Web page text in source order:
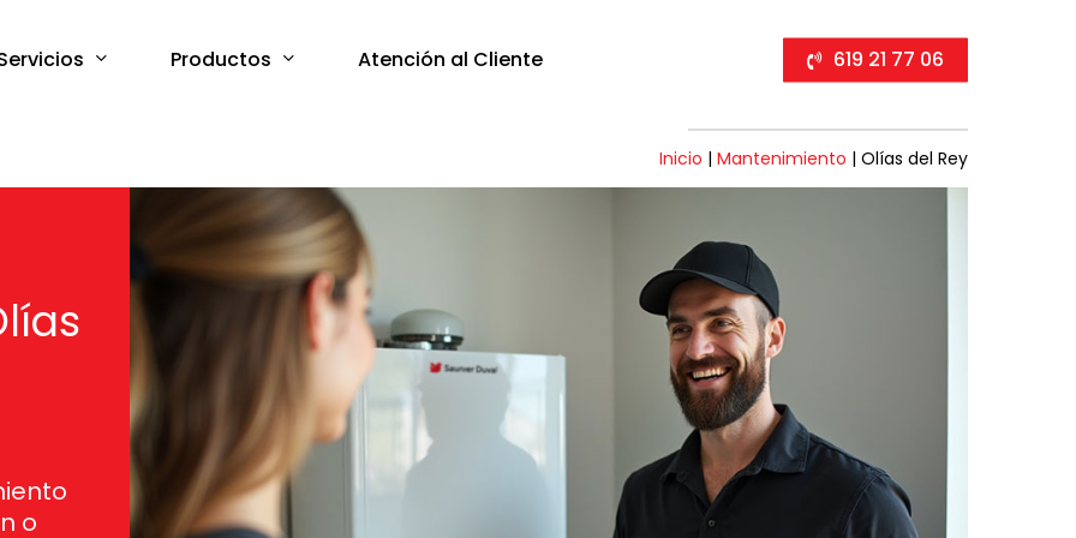
Productos Atención al Cliente 619 21 77 06
Inicio | Mantenimiento | Olías del Rey
o